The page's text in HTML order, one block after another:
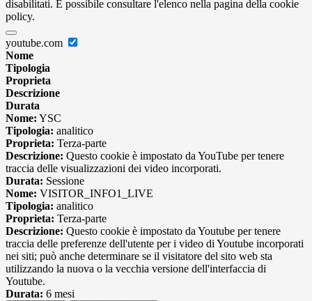
disabilitati. È possibile consultare l'elenco nella pagina della cookie
policy.
youtube.com
Nome
Tipologia
Proprieta
Descrizione
Durata
Nome: YSC
Tipologia: analitico
Proprieta: Terza-parte
Descrizione: Questo cookie è impostato da YouTube per tenere
traccia delle visualizzazioni dei video incorporati.
Durata: Sessione
Nome: VISITOR_INFO1_LIVE
Tipologia: analitico
Proprieta: Terza-parte
Descrizione: Questo cookie è impostato da Youtube per tenere
traccia delle preferenze dell'utente per i video di Youtube incorporati
nei siti; può anche determinare se il visitatore del sito web sta
utilizzando la nuova o la vecchia versione dell'interfaccia di
Youtube.
Durata: 6 mesi